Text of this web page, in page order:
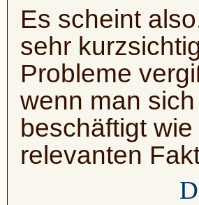
Es scheint
sehr
Probleme
wenn man
beschäftigt
relevanten